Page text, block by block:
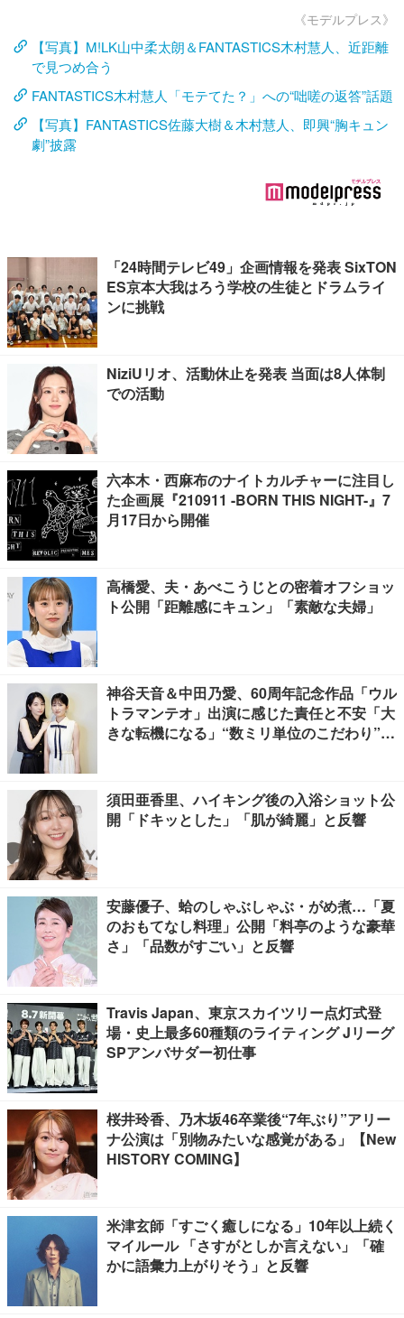
《モデルプレス》
【写真】M!LK山中柔太朗＆FANTASTICS木村慧人、近距離
で見つめ合う
FANTASTICS木村慧人「モテてた？」への“咄嗟の返答”話題
【写真】FANTASTICS佐藤大樹＆木村慧人、即興“胸キュン
劇”披露
「24時間テレビ49」企画情報を発表 SixTON
ES京本大我はろう学校の生徒とドラムライ
ンに挑戦
NiziUリオ、活動休止を発表 当面は8人体制
での活動
六本木・西麻布のナイトカルチャーに注目し
た企画展『210911 -BORN THIS NIGHT-』7
月17日から開催
高橋愛、夫・あべこうじとの密着オフショッ
ト公開「距離感にキュン」「素敵な夫婦」
神谷天音＆中田乃愛、60周年記念作品「ウル
トラマンテオ」出演に感じた責任と不安「大
きな転機になる」“数ミリ単位のこだわり”特
須田亜香里、ハイキング後の入浴ショット公
開「ドキッとした」「肌が綺麗」と反響
安藤優子、蛤のしゃぶしゃぶ・がめ煮…「夏
のおもてなし料理」公開「料亭のような豪華
さ」「品数がすごい」と反響
Travis Japan、東京スカイツリー点灯式登
場・史上最多60種類のライティング Jリーグ
SPアンバサダー初仕事
桜井玲香、乃木坂46卒業後“7年ぶり”アリー
ナ公演は「別物みたいな感覚がある」【New
HISTORY COMING】
米津玄師「すごく癒しになる」10年以上続く
マイルール 「さすがとしか言えない」「確
かに語彙力上がりそう」と反響